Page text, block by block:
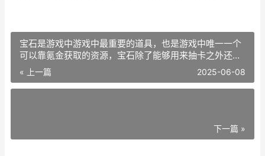
宝石是游戏中游戏中最重要的道具，也是游戏中唯一一个
可以靠氪金获取的资源，宝石除了能够用来抽卡之外还有
着非常多的用途，不过这些其他的用途很多都是没有用处
的，那么宝石究竟应该用在哪些地方呢？那么就随着小编
« 上一篇 2025-06-08
下一篇 »